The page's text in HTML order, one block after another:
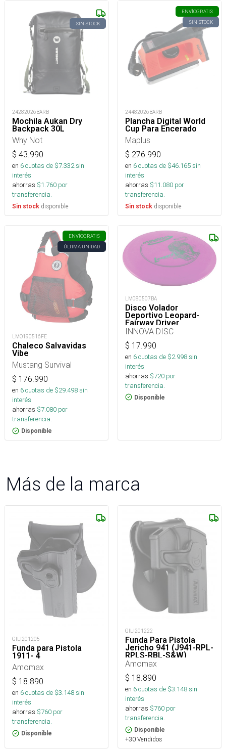
SIN STOCK
24282026BARB
Mochila Aukan Dry
Backpack 30L
Why Not
$ 43.990
en 6cuotas de $7.332sin
interés
ahorras $1.760 por
transferencia.
Sin stock disponible
ENVÍOGRATIS
SIN STOCK
24482026BARB
Plancha Digital World
Cup Para Encerado
Maplus
$ 276.990
en 6cuotas de $46.165sin
interés
ahorras $11.080 por
transferencia.
Sin stock disponible
ENVÍOGRATIS
ÚLTIMA UNIDAD
LMO190516FE
Chaleco Salvavidas
Vibe
Mustang Survival
$ 176.990
en 6cuotas de $29.498sin
interés
ahorras $7.080 por
transferencia.
Disponible
LM080507BA
Disco Volador
Deportivo Leopard-
Fairway Driver
INNOVA DISC
$ 17.990
en 6cuotas de $2.998sin
interés
ahorras $720 por
transferencia.
Disponible
Más de la marca
GILI201205
Funda para Pistola
1911- 4
Amomax
$ 18.890
en 6cuotas de $3.148sin
interés
ahorras $760 por
transferencia.
Disponible
GILI201222
Funda Para Pistola
Jericho 941 (J941-RPL-
RPLS-RBL-S&W)
Amomax
$ 18.890
en 6cuotas de $3.148sin
interés
ahorras $760 por
transferencia.
Disponible
+30 Vendidos